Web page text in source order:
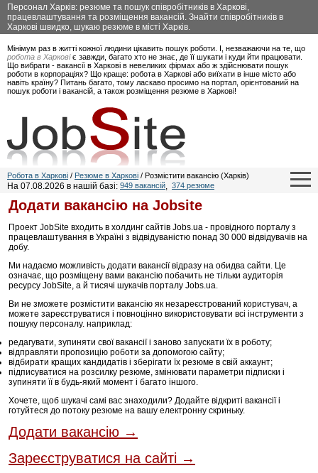
Персонал Харків: резюме та пошук співробітників в Харкові,
працевлаштування та розміщення вакансій. Знайти співробітників в
Харкові швидко, шукаю резюме в місті Харків.
Мінімум раз в житті кожної людини цікавить пошук роботи. І, незважаючи на те, що
робота в Харковіє завжди, багато хто не знає, де її шукати і куди йти працювати.
Що вибрати - вакансії в Харкові в невеликих фірмах або ж здійснювати пошук
роботи в корпораціях? Що краще: робота в Харкові або виїхати в інше місто або
навіть країну? Питань багато, тому ласкаво просимо на портал, орієнтований на
пошук роботи і вакансій, а також розміщення резюме в Харкові!
Робота в Харкові / Резюме в Харкові / Розмістити вакансію (Харків)
На 07.08.2026 в нашій базі: 949 вакансій, 374 резюме
Додати вакансію на Jobsite
Проект JobSite входить в холдинг сайтів Jobs.ua - провідного порталу з
працевлаштування в Україні з відвідуваністю понад 30 000 відвідувачів на
добу.
Ми надаємо можливість додати вакансії відразу на обидва сайти. Це
означає, що розміщену вами вакансію побачить не тільки аудиторія
ресурсу JobSite, а й тисячі шукачів порталу Jobs.ua.
Ви не зможете розмістити вакансію як незареєстрований користувач, а
можете зареєструватися і повноцінно використовувати всі інструменти з
пошуку персоналу. наприклад:
редагувати, зупиняти свої вакансії і заново запускати їх в роботу;
відправляти пропозицію роботи за допомогою сайту;
відбирати кращих кандидатів і зберігати їх резюме в свій аккаунт;
підписуватися на розсилку резюме, змінювати параметри підписки і
зупиняти її в будь-який момент і багато іншого.
Хочете, щоб шукачі самі вас знаходили? Додайте відкриті вакансії і
готуйтеся до потоку резюме на вашу електронну скриньку.
Додати вакансію →
Зареєструватися на сайті →